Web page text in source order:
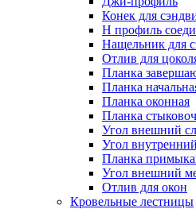
Конек для
Н профиль
Нащельник для
Отлив для
Планка
Планка
Планка оконная
Планка
Угол внешний
Угол
Планка
Угол внешний
Отлив для окон
Кровельные лестницы